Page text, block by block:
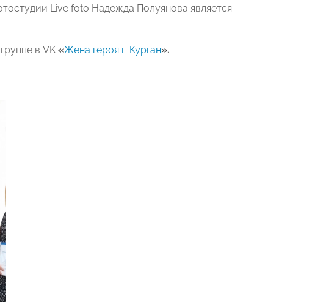
Live foto Надежда Полуянова является
в VK «Жена героя г. Курган».